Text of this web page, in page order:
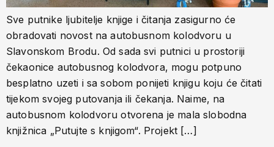
Sve putnike ljubitelje knjige i čitanja zasigurno će
obradovati novost na autobusnom kolodvoru u
Slavonskom Brodu. Od sada svi putnici u prostoriji
čekaonice autobusnog kolodvora, mogu potpuno
besplatno uzeti i sa sobom ponijeti knjigu koju će čitati
tijekom svojeg putovanja ili čekanja. Naime, na
autobusnom kolodvoru otvorena je mala slobodna
knjižnica „Putujte s knjigom“. Projekt […]